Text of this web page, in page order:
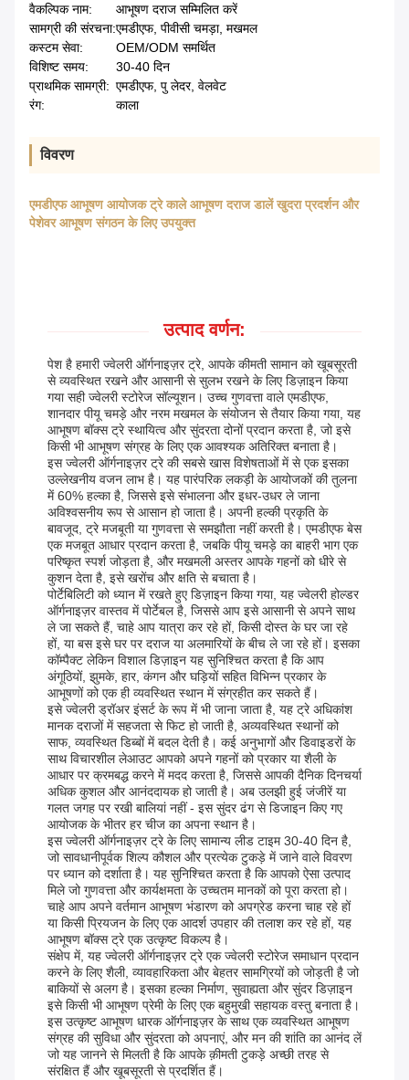
वैकल्पिक नाम:
आभूषण दराज सम्मिलित करें
सामग्री की संरचना:एमडीएफ, पीवीसी चमड़ा, मखमल
कस्टम सेवा:
OEM/ODM समर्थित
विशिष्ट समय:
30-40 दिन
प्राथमिक सामग्री: एमडीएफ, पु लेदर, वेलवेट
रंग:
काला
विवरण
एमडीएफ आभूषण आयोजक ट्रे काले आभूषण दराज डालें खुदरा प्रदर्शन और
पेशेवर आभूषण संगठन के लिए उपयुक्त
उत्पाद वर्णन:
पेश है हमारी ज्वेलरी ऑर्गनाइज़र ट्रे, आपके कीमती सामान को खूबसूरती
से व्यवस्थित रखने और आसानी से सुलभ रखने के लिए डिज़ाइन किया
गया सही ज्वेलरी स्टोरेज सॉल्यूशन। उच्च गुणवत्ता वाले एमडीएफ,
शानदार पीयू चमड़े और नरम मखमल के संयोजन से तैयार किया गया, यह
आभूषण बॉक्स ट्रे स्थायित्व और सुंदरता दोनों प्रदान करता है, जो इसे
किसी भी आभूषण संग्रह के लिए एक आवश्यक अतिरिक्त बनाता है।
इस ज्वेलरी ऑर्गनाइज़र ट्रे की सबसे खास विशेषताओं में से एक इसका
उल्लेखनीय वजन लाभ है। यह पारंपरिक लकड़ी के आयोजकों की तुलना
में 60% हल्का है, जिससे इसे संभालना और इधर-उधर ले जाना
अविश्वसनीय रूप से आसान हो जाता है। अपनी हल्की प्रकृति के
बावजूद, ट्रे मजबूती या गुणवत्ता से समझौता नहीं करती है। एमडीएफ बेस
एक मजबूत आधार प्रदान करता है, जबकि पीयू चमड़े का बाहरी भाग एक
परिष्कृत स्पर्श जोड़ता है, और मखमली अस्तर आपके गहनों को धीरे से
कुशन देता है, इसे खरोंच और क्षति से बचाता है।
पोर्टेबिलिटी को ध्यान में रखते हुए डिज़ाइन किया गया, यह ज्वेलरी होल्डर
ऑर्गनाइज़र वास्तव में पोर्टेबल है, जिससे आप इसे आसानी से अपने साथ
ले जा सकते हैं, चाहे आप यात्रा कर रहे हों, किसी दोस्त के घर जा रहे
हों, या बस इसे घर पर दराज या अलमारियों के बीच ले जा रहे हों। इसका
कॉम्पैक्ट लेकिन विशाल डिज़ाइन यह सुनिश्चित करता है कि आप
अंगूठियों, झुमके, हार, कंगन और घड़ियों सहित विभिन्न प्रकार के
आभूषणों को एक ही व्यवस्थित स्थान में संग्रहीत कर सकते हैं।
इसे ज्वेलरी ड्रॉअर इंसर्ट के रूप में भी जाना जाता है, यह ट्रे अधिकांश
मानक दराजों में सहजता से फिट हो जाती है, अव्यवस्थित स्थानों को
साफ, व्यवस्थित डिब्बों में बदल देती है। कई अनुभागों और डिवाइडरों के
साथ विचारशील लेआउट आपको अपने गहनों को प्रकार या शैली के
आधार पर क्रमबद्ध करने में मदद करता है, जिससे आपकी दैनिक दिनचर्या
अधिक कुशल और आनंददायक हो जाती है। अब उलझी हुई जंजीरें या
गलत जगह पर रखी बालियां नहीं - इस सुंदर ढंग से डिजाइन किए गए
आयोजक के भीतर हर चीज का अपना स्थान है।
इस ज्वेलरी ऑर्गनाइज़र ट्रे के लिए सामान्य लीड टाइम 30-40 दिन है,
जो सावधानीपूर्वक शिल्प कौशल और प्रत्येक टुकड़े में जाने वाले विवरण
पर ध्यान को दर्शाता है। यह सुनिश्चित करता है कि आपको ऐसा उत्पाद
मिले जो गुणवत्ता और कार्यक्षमता के उच्चतम मानकों को पूरा करता हो।
चाहे आप अपने वर्तमान आभूषण भंडारण को अपग्रेड करना चाह रहे हों
या किसी प्रियजन के लिए एक आदर्श उपहार की तलाश कर रहे हों, यह
आभूषण बॉक्स ट्रे एक उत्कृष्ट विकल्प है।
संक्षेप में, यह ज्वेलरी ऑर्गनाइज़र ट्रे एक ज्वेलरी स्टोरेज समाधान प्रदान
करने के लिए शैली, व्यावहारिकता और बेहतर सामग्रियों को जोड़ती है जो
बाकियों से अलग है। इसका हल्का निर्माण, सुवाह्यता और सुंदर डिज़ाइन
इसे किसी भी आभूषण प्रेमी के लिए एक बहुमुखी सहायक वस्तु बनाता है।
इस उत्कृष्ट आभूषण धारक ऑर्गनाइज़र के साथ एक व्यवस्थित आभूषण
संग्रह की सुविधा और सुंदरता को अपनाएं, और मन की शांति का आनंद लें
जो यह जानने से मिलती है कि आपके क़ीमती टुकड़े अच्छी तरह से
संरक्षित हैं और खूबसूरती से प्रदर्शित हैं।